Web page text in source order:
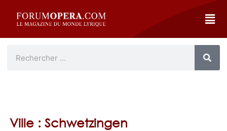
Ville : Schwetzingen